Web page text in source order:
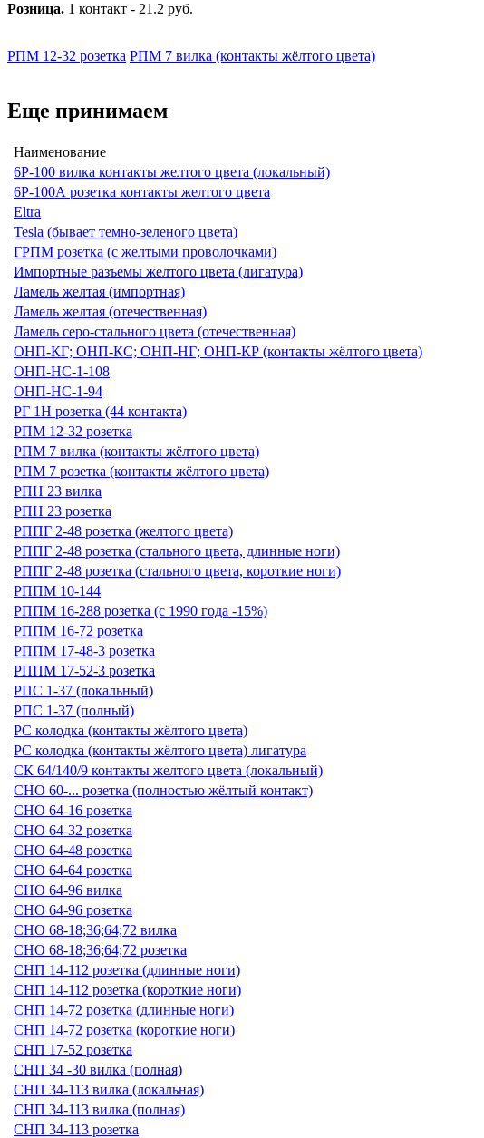
Розница. 1 контакт - 21.2 руб.
РПМ 12-32 розетка РПМ 7 вилка (контакты жёлтого цвета)
Еще принимаем
Наименование
6Р-100 вилка контакты желтого цвета (локальный)
6Р-100А розетка контакты желтого цвета
Eltra
Tesla (бывает темно-зеленого цвета)
ГРПМ розетка (с желтыми проволочками)
Импортные разъемы желтого цвета (лигатура)
Ламель желтая (импортная)
Ламель желтая (отечественная)
Ламель серо-стального цвета (отечественная)
ОНП-КГ; ОНП-КС; ОНП-НГ; ОНП-КР (контакты жёлтого цвета)
ОНП-НС-1-108
ОНП-НС-1-94
РГ 1Н розетка (44 контакта)
РПМ 12-32 розетка
РПМ 7 вилка (контакты жёлтого цвета)
РПМ 7 розетка (контакты жёлтого цвета)
РПН 23 вилка
РПН 23 розетка
РППГ 2-48 розетка (желтого цвета)
РППГ 2-48 розетка (стального цвета, длинные ноги)
РППГ 2-48 розетка (стального цвета, короткие ноги)
РППМ 10-144
РППМ 16-288 розетка (с 1990 года -15%)
РППМ 16-72 розетка
РППМ 17-48-3 розетка
РППМ 17-52-3 розетка
РПС 1-37 (локальный)
РПС 1-37 (полный)
РС колодка (контакты жёлтого цвета)
РС колодка (контакты жёлтого цвета) лигатура
СК 64/140/9 контакты желтого цвета (локальный)
СНО 60-... розетка (полностью жёлтый контакт)
СНО 64-16 розетка
СНО 64-32 розетка
СНО 64-48 розетка
СНО 64-64 розетка
СНО 64-96 вилка
СНО 64-96 розетка
СНО 68-18;36;64;72 вилка
СНО 68-18;36;64;72 розетка
СНП 14-112 розетка (длинные ноги)
СНП 14-112 розетка (короткие ноги)
СНП 14-72 розетка (длинные ноги)
СНП 14-72 розетка (короткие ноги)
СНП 17-52 розетка
СНП 34 -30 вилка (полная)
СНП 34-113 вилка (локальная)
СНП 34-113 вилка (полная)
СНП 34-113 розетка